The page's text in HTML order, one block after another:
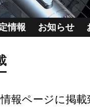
情報 お知らせ
報ページに掲載